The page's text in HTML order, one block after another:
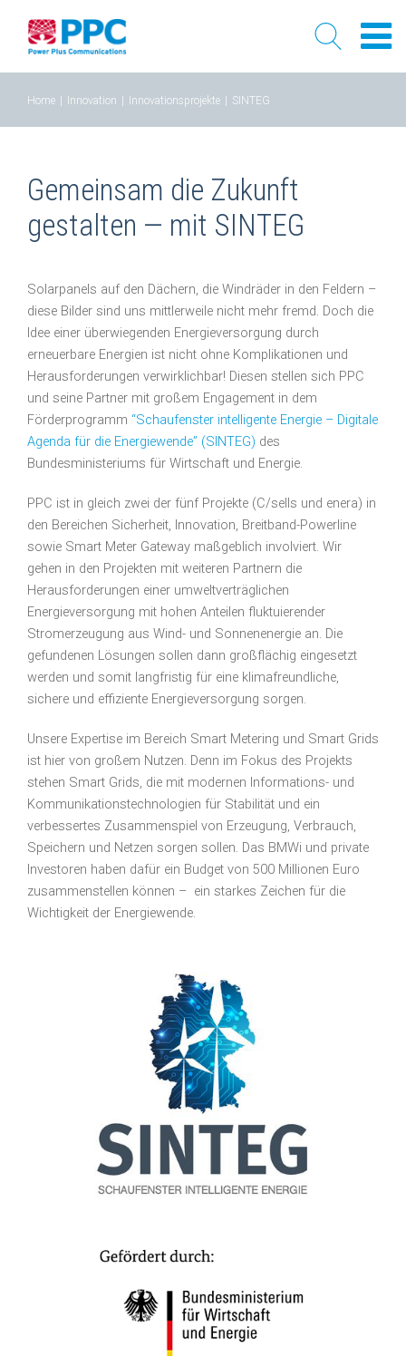
content
Home Innovation Innovationsprojekte SINTEG
Gemeinsam die Zukunft
gestalten — mit SINTEG
Solarpanels auf den Dächern, die Windräder in den Feldern –
diese Bilder sind uns mittlerweile nicht mehr fremd. Doch die
Idee einer überwiegenden Energieversorgung durch
erneuerbare Energien ist nicht ohne Komplikationen und
Herausforderungen verwirklichbar! Diesen stellen sich PPC
und seine Partner mit großem Engagement in dem
Förderprogramm “Schaufenster intelligente Energie – Digitale
Agenda für die Energiewende” (SINTEG) des
Bundesministeriums für Wirtschaft und Energie.
PPC ist in gleich zwei der fünf Projekte (C/sells und enera) in
den Bereichen Sicherheit, Innovation, Breitband-Powerline
sowie Smart Meter Gateway maßgeblich involviert. Wir
gehen in den Projekten mit weiteren Partnern die
Herausforderungen einer umweltverträglichen
Energieversorgung mit hohen Anteilen fluktuierender
Stromerzeugung aus Wind- und Sonnenenergie an. Die
gefundenen Lösungen sollen dann großflächig eingesetzt
werden und somit langfristig für eine klimafreundliche,
sichere und effiziente Energieversorgung sorgen.
Unsere Expertise im Bereich Smart Metering und Smart Grids
ist hier von großem Nutzen. Denn im Fokus des Projekts
stehen Smart Grids, die mit modernen Informations- und
Kommunikationstechnologien für Stabilität und ein
verbessertes Zusammenspiel von Erzeugung, Verbrauch,
Speichern und Netzen sorgen sollen. Das BMWi und private
Investoren haben dafür ein Budget von 500 Millionen Euro
zusammenstellen können – ein starkes Zeichen für die
Wichtigkeit der Energiewende.